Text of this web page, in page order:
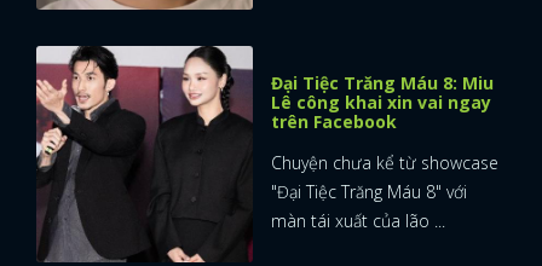
Đại Tiệc Trăng Máu 8: Miu
Lê công khai xin vai ngay
trên Facebook
Chuyện chưa kể từ showcase
"Đại Tiệc Trăng Máu 8" với
màn tái xuất của lão ...